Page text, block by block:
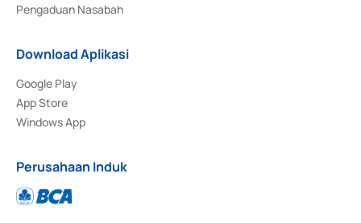
Pengaduan Nasabah
Download Aplikasi
Google Play
App Store
Windows App
Perusahaan Induk